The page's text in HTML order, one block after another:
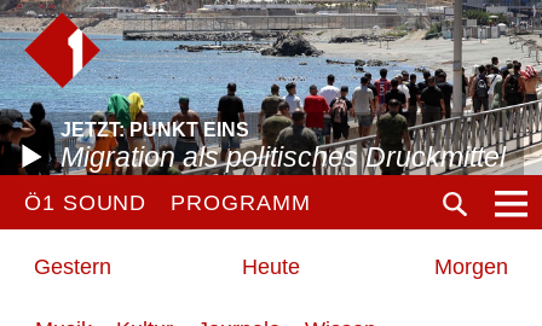
JETZT: PUNKT EINS
Migration als politisches Druckmittel
Ö1 SOUND PROGRAMM
Gestern Heute Morgen